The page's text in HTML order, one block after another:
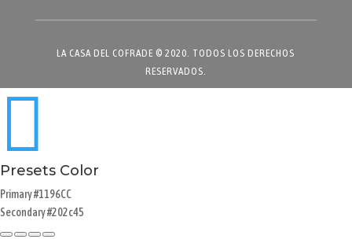
LA CASA DEL COFRADE © 2020. TODOS LOS DERECHOS
RESERVADOS.

Presets Color
Primary#1196CC
Secondary#202c45